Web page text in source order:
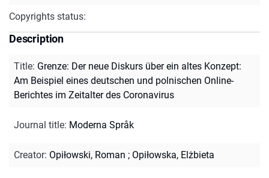
Copyrights status:
Description
Title: Grenze: Der neue Diskurs über ein altes Konzept:
Am Beispiel eines deutschen und polnischen Online-
Berichtes im Zeitalter des Coronavirus
Journal title: Moderna Språk
Creator: Opiłowski, Roman ; Opiłowska, Elżbieta